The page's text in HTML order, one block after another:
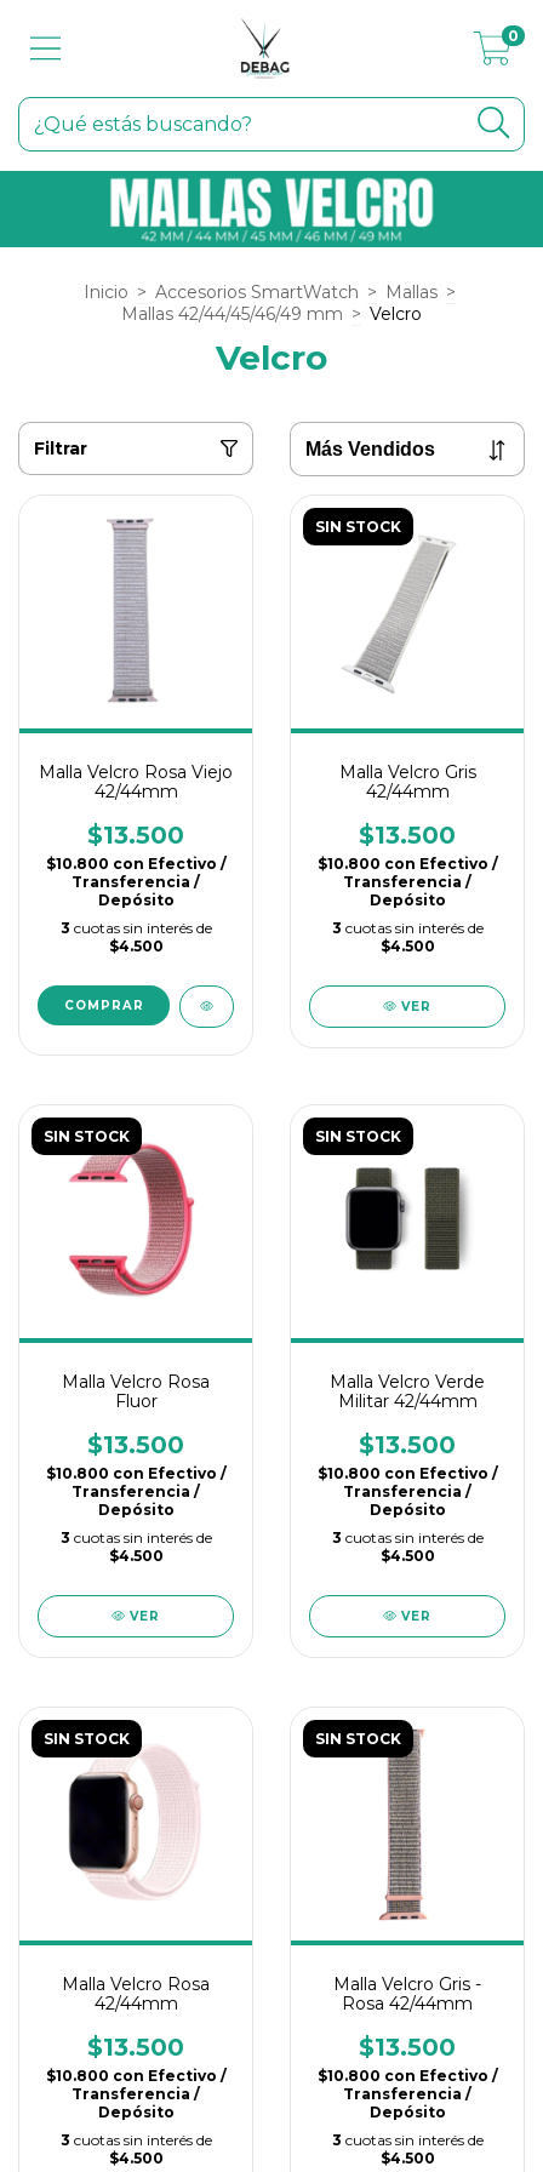
0
Inicio > Accesorios SmartWatch > Mallas >
Mallas 42/44/45/46/49 mm > Velcro
Velcro
Filtrar
Malla Velcro Rosa Viejo
42/44mm
$13.500
$10.800 con Efectivo /
Transferencia /
Depósito
3 cuotas sin interés de
$4.500
SIN STOCK
Malla Velcro Gris
42/44mm
$13.500
$10.800 con Efectivo /
Transferencia /
Depósito
3 cuotas sin interés de
$4.500
VER
SIN STOCK
Malla Velcro Rosa
Fluor
$13.500
$10.800 con Efectivo /
Transferencia /
Depósito
3 cuotas sin interés de
$4.500
VER
SIN STOCK
Malla Velcro Verde
Militar 42/44mm
$13.500
$10.800 con Efectivo /
Transferencia /
Depósito
3 cuotas sin interés de
$4.500
VER
SIN STOCK
Malla Velcro Rosa
42/44mm
$13.500
$10.800 con Efectivo /
Transferencia /
Depósito
3 cuotas sin interés de
$4.500
SIN STOCK
Malla Velcro Gris -
Rosa 42/44mm
$13.500
$10.800 con Efectivo /
Transferencia /
Depósito
3 cuotas sin interés de
$4.500